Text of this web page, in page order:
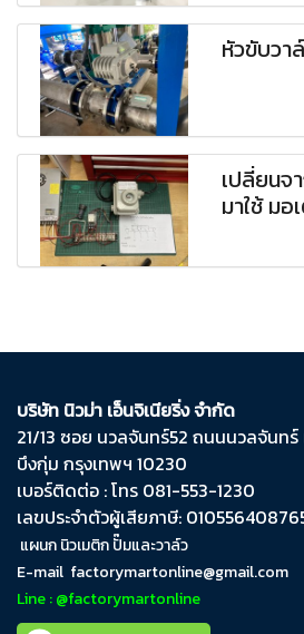
หัวขับวา
เปลี่ยนจ
มาใช้ ม
บริษัท นิวม่า เอ็นจิเนียริ่ง จำกัด
21/13 ซอย นวลจันทร์​52 ถนน​นวลจันท
บึงกุ่ม​ กรุงเทพฯ​ 10230
เบอร์ติดต่อ : โทร 081-553-1230
เลขประจำตัวผู้เสียภาษี:
แผนก นิวเมติก ปั๊มและวาล์ว
E-mail factorymartonline@gmail.com
Line : @factorymartonline